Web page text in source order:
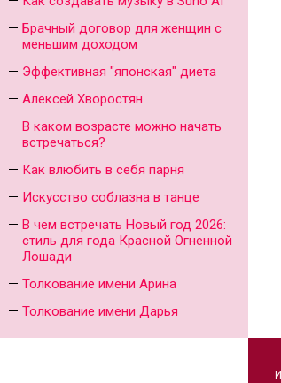
Брачный договор для женщин с
меньшим доходом
Эффективная "японская" диета
Алексей Хворостян
В каком возрасте можно начать
встречаться?
Как влюбить в себя парня
Искусство соблазна в танце
В чем встречать Новый год 2026:
стиль для года Красной Огненной
Лошади
Толкование имени Арина
Толкование имени Дарья